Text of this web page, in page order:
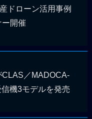
ドローン活用事例
ー開催
CLAS／MADOCA-
機3モデルを発売